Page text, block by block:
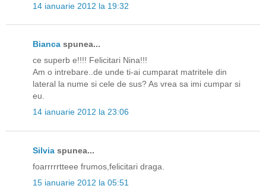
14 ianuarie 2012 la 19:32
Bianca spunea...
ce superb e!!!! Felicitari Nina!!!
Am o intrebare..de unde ti-ai cumparat matritele din
lateral la nume si cele de sus? As vrea sa imi cumpar si
eu.
14 ianuarie 2012 la 23:06
Silvia spunea...
foarrrrrtteee frumos,felicitari draga.
15 ianuarie 2012 la 05:51